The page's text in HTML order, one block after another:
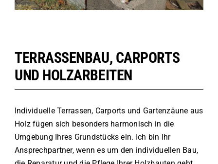
TERRASSENBAU, CARPORTS
UND HOLZARBEITEN
IndividuelleTerrassen, Carports und Gartenzäune aus
Holz fügen sich besonders harmonisch in die
Umgebung Ihres Grundstücks ein. Ich bin Ihr
Ansprechpartner, wenn es um den individuellen Bau,